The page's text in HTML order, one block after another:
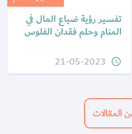
تفسير رؤية ضياع المال في
المنام وحلم فقدان الفلوس
query_builder
21-05-2023
المقالات